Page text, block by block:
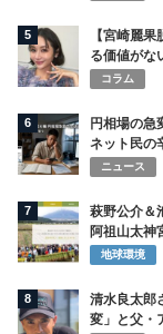
5
【宮崎麗
る価値がな
コラム
6
円相場の急
ネット民の
ニュース
7
萩野公介＆
阿祖山太神
地球環境
8
清水良太郎
変」と父・